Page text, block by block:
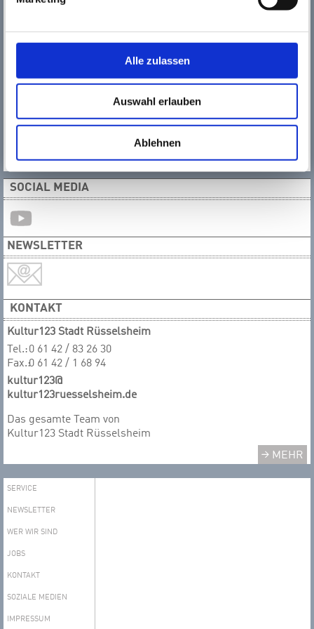
Alle zulassen
Auswahl erlauben
Ablehnen
öte hat und dass man durch gute Atem-
wunderschöne Klänge entlocken kann. So beginnen meine
Schülerinnen und Schüler mit der Sopranblockfl
Einzel-oder Gruppenunterricht und nach ca. zwei bis drei
Jahren kommt die Altblockflöte hinzu. Wer den von mir
ötenspielkreis besucht, kann dann die
Projekten können die Schülerinnen und Schüler
Erfahrungen im Zusammenspiel mit anderen Instrumenten
SOCIAL MEDIA
NEWSLETTER
KONTAKT
Kultur123 Stadt Rüsselsheim
Tel.:0 61 42 / 83 26 30
Fax.:0 61 42 / 1 68 94
kultur123@
kultur123ruesselsheim.de
Das gesamte T​​​​​​​eam von
Kultur123 Stadt Rüsselsheim
MEHR
SERVICE
NEWSLETTER
WER WIR SIND
JOBS
KONTAKT
SOZIALE MEDIEN
IMPRESSUM